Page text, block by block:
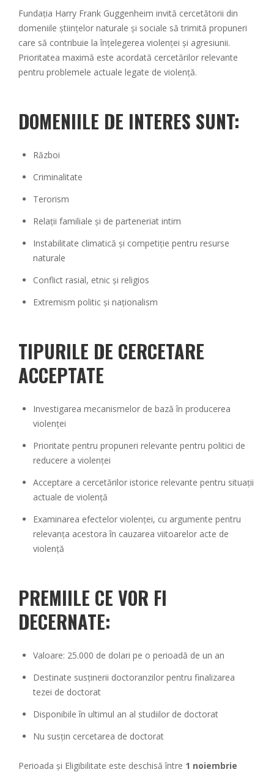
Fundația Harry Frank Guggenheim invită cercetătorii din
domeniile științelor naturale și sociale să trimită propuneri
care să contribuie la înțelegerea violenței și agresiunii.
Prioritatea maximă este acordată cercetărilor relevante
pentru problemele actuale legate de violență.
DOMENIILE DE INTERES SUNT:
Război
Criminalitate
Terorism
Relații familiale și de parteneriat intim
Instabilitate climatică și competiție pentru resurse
naturale
Conflict rasial, etnic și religios
Extremism politic și naționalism
TIPURILE DE CERCETARE
ACCEPTATE
Investigarea mecanismelor de bază în producerea
violenței
Prioritate pentru propuneri relevante pentru politici de
reducere a violenței
Acceptare a cercetărilor istorice relevante pentru situații
actuale de violență
Examinarea efectelor violenței, cu argumente pentru
relevanța acestora în cauzarea viitoarelor acte de
violență
PREMIILE CE VOR FI
DECERNATE:
Valoare: 25.000 de dolari pe o perioadă de un an
Destinate susținerii doctoranzilor pentru finalizarea
tezei de doctorat
Disponibile în ultimul an al studiilor de doctorat
Nu susțin cercetarea de doctorat
Perioada și Eligibilitate este deschisă între 1 noiembrie